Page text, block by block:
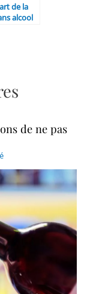
de la
alcool
de ne pas